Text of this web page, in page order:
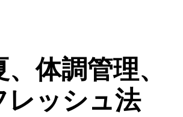
体調管理、
レッシュ法